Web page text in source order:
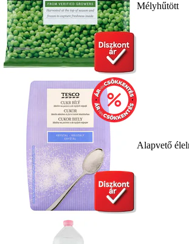
Mélyhűtött
Alapvető